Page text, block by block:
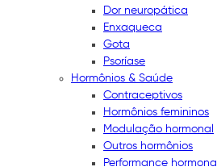
Dor neuropática
Enxaqueca
Gota
Psoríase
Hormônios & Saúde
Contraceptivos
Hormônios femininos
Modulação hormonal
Outros hormônios
Performance hormonal